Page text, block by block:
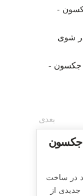
-
شوی
جکسون -
بعدی
جکسون
در ساخت
از